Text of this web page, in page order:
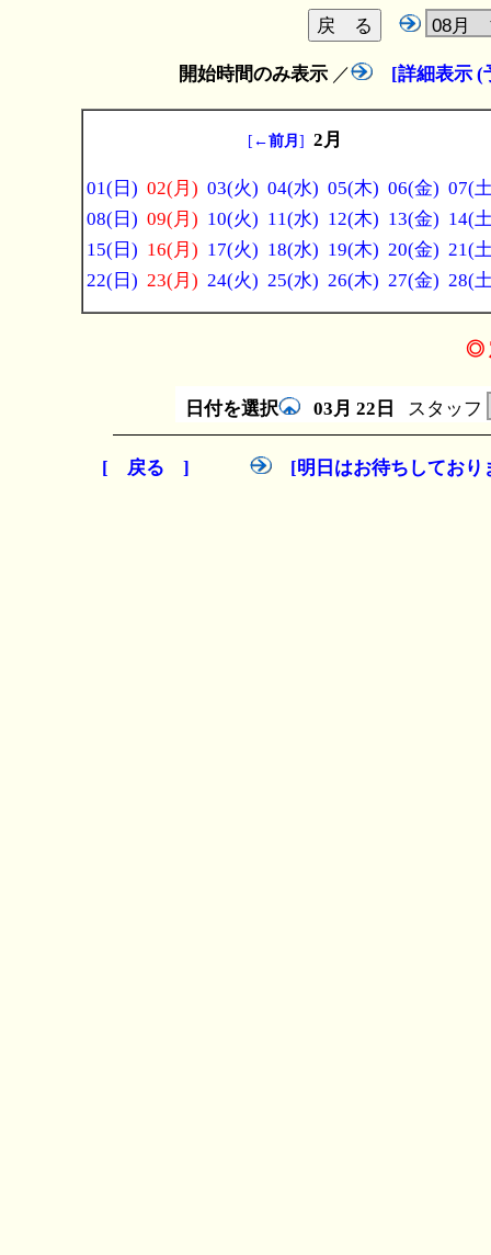
開始時間のみ表示 ／ [詳細表示 (
[ ←前月 ] 2月
01(日) 02(月) 03(火) 04(水) 05(木) 06(金) 07(
08(日) 09(月) 10(火) 11(水) 12(木) 13(金) 14(
15(日) 16(月) 17(火) 18(水) 19(木) 20(金) 21(
22(日) 23(月) 24(火) 25(水) 26(木) 27(金) 28(
◎
日付を選択 03月 22日 スタッフ
[ 戻る ] [明日はお待ちしてお